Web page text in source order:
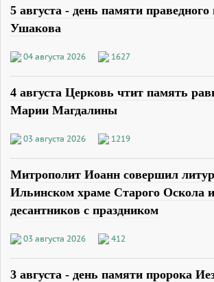
5 августа - день памяти
Ушакова
04 августа 2026 1627
4 августа Церковь чтит память
Марии Магдалины
03 августа 2026 1219
Митрополит Иоанн совершил
Ильинском храме Старого Оскола
десантников с праздником
03 августа 2026 412
3 августа - день памяти пророка